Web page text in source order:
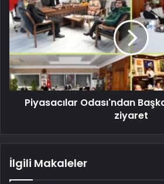
Piyasacılar Odası'ndan
ziyaret
İlgili Makaleler